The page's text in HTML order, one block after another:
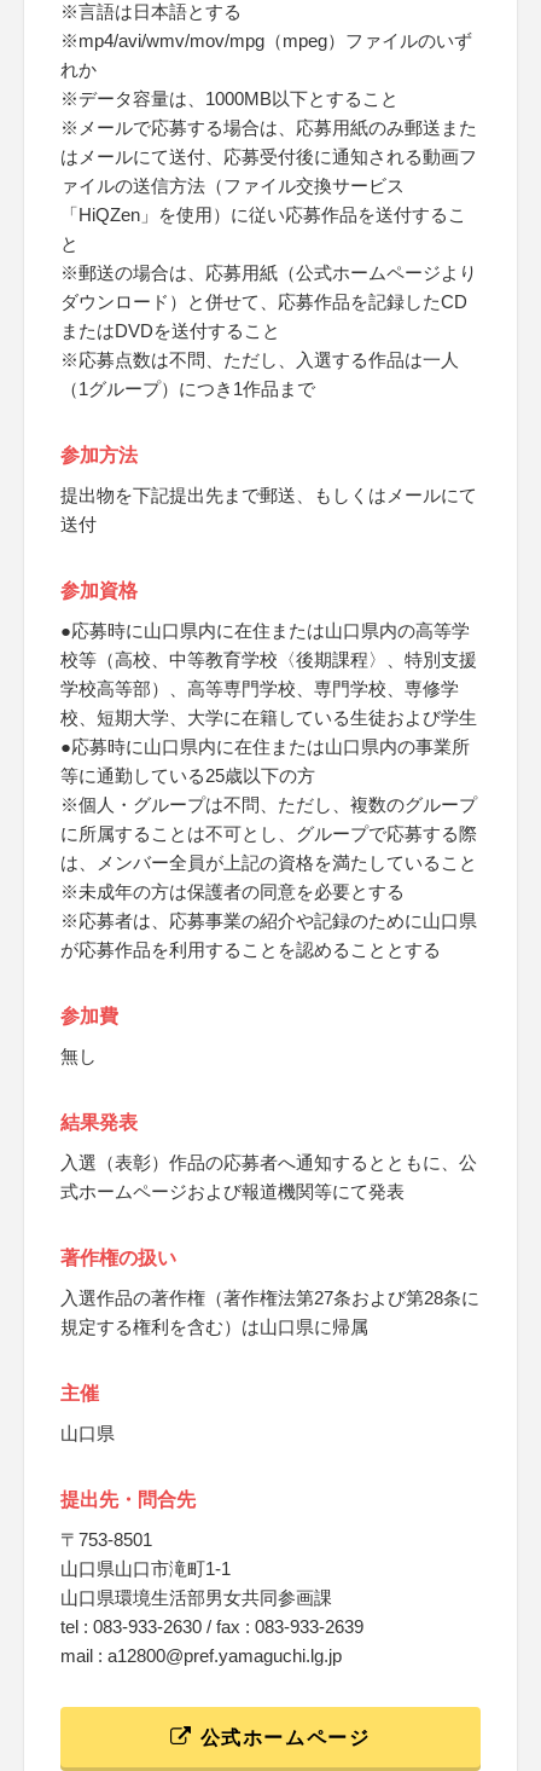
※言語は日本語とする
※mp4/avi/wmv/mov/mpg（mpeg）ファイルのいず
れか
※データ容量は、1000MB以下とすること
※メールで応募する場合は、応募用紙のみ郵送また
はメールにて送付、応募受付後に通知される動画フ
ァイルの送信方法（ファイル交換サービス
「HiQZen」を使用）に従い応募作品を送付するこ
と
※郵送の場合は、応募用紙（公式ホームページより
ダウンロード）と併せて、応募作品を記録したCD
またはDVDを送付すること
※応募点数は不問、ただし、入選する作品は一人
（1グループ）につき1作品まで
参加方法
提出物を下記提出先まで郵送、もしくはメールにて
送付
参加資格
●応募時に山口県内に在住または山口県内の高等学
校等（高校、中等教育学校〈後期課程〉、特別支援
学校高等部）、高等専門学校、専門学校、専修学
校、短期大学、大学に在籍している生徒および学生
●応募時に山口県内に在住または山口県内の事業所
等に通勤している25歳以下の方
※個人・グループは不問、ただし、複数のグループ
に所属することは不可とし、グループで応募する際
は、メンバー全員が上記の資格を満たしていること
※未成年の方は保護者の同意を必要とする
※応募者は、応募事業の紹介や記録のために山口県
が応募作品を利用することを認めることとする
参加費
無し
結果発表
入選（表彰）作品の応募者へ通知するとともに、公
式ホームページおよび報道機関等にて発表
著作権の扱い
入選作品の著作権（著作権法第27条および第28条に
規定する権利を含む）は山口県に帰属
主催
山口県
提出先・問合先
〒753-8501
山口県山口市滝町1-1
山口県環境生活部男女共同参画課
tel : 083-933-2630 / fax : 083-933-2639
mail : a12800@pref.yamaguchi.lg.jp
公式ホームページ